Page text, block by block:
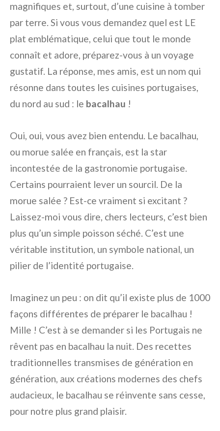
magnifiques et, surtout, d’une cuisine à tomber
par terre. Si vous vous demandez quel est LE
plat emblématique, celui que tout le monde
connaît et adore, préparez-vous à un voyage
gustatif. La réponse, mes amis, est un nom qui
résonne dans toutes les cuisines portugaises,
du nord au sud : le bacalhau !
Oui, oui, vous avez bien entendu. Le bacalhau,
ou morue salée en français, est la star
incontestée de la gastronomie portugaise.
Certains pourraient lever un sourcil. De la
morue salée ? Est-ce vraiment si excitant ?
Laissez-moi vous dire, chers lecteurs, c’est bien
plus qu’un simple poisson séché. C’est une
véritable institution, un symbole national, un
pilier de l’identité portugaise.
Imaginez un peu : on dit qu’il existe plus de 1000
façons différentes de préparer le bacalhau !
Mille ! C’est à se demander si les Portugais ne
rêvent pas en bacalhau la nuit. Des recettes
traditionnelles transmises de génération en
génération, aux créations modernes des chefs
audacieux, le bacalhau se réinvente sans cesse,
pour notre plus grand plaisir.